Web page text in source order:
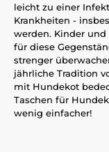
leicht zu einer
Krankheiten -
werden. Kinder
für diese
strenger
jährliche Tradition
mit Hundekot
Taschen für
wenig einfacher!